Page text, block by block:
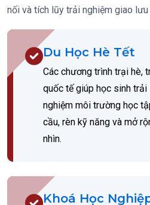
nối và tích lũy trải nghiệm giao
Du Học Hè Tết
Các chương trình trại hè,
quốc tế giúp học sinh trải
nghiệm môi trường học
cầu, rèn kỹ năng và mở
nhìn.
Khoá Học